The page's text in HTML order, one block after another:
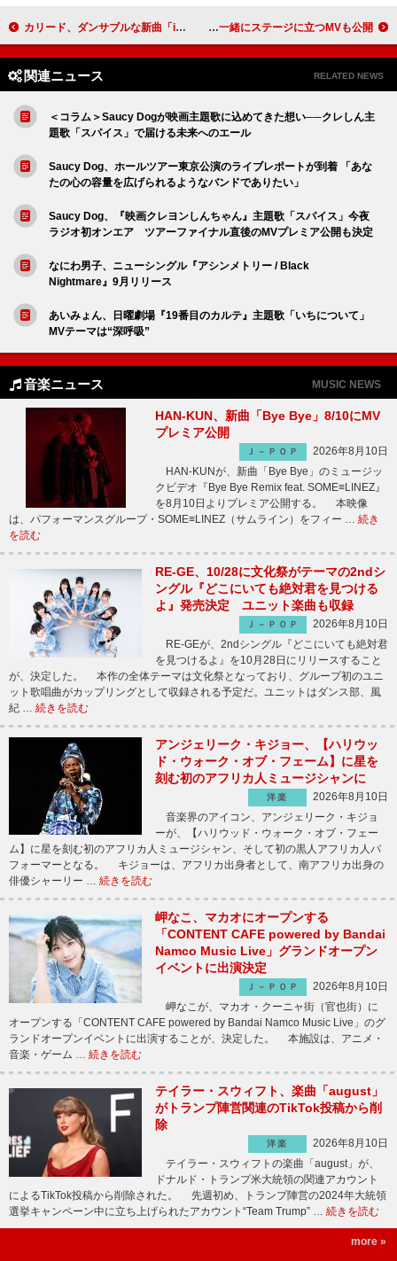
カリード、ダンサブルな新曲「in plain sight」公開 ドミニク・ファイク、息子の名前を冠した新作『ロケット』リリースへ 一緒にステージに立つMVも公開
関連ニュース RELATED NEWS
＜コラム＞Saucy Dogが映画主題歌に込めてきた想い──クレしん主
題歌「スパイス」で届ける未来へのエール
Saucy Dog、ホールツアー東京公演のライブレポートが到着 「あな
たの心の容量を広げられるようなバンドでありたい」
Saucy Dog、『映画クレヨンしんちゃん』主題歌「スパイス」今夜
ラジオ初オンエア ツアーファイナル直後のMVプレミア公開も決定
なにわ男子、ニューシングル『アシンメトリー / Black
Nightmare』9月リリース
あいみょん、日曜劇場『19番目のカルテ』主題歌「いちについて」
MVテーマは“深呼吸”
音楽ニュース MUSIC NEWS
HAN-KUN、新曲「Bye Bye」8/10にMV
プレミア公開
Ｊ－ＰＯＰ
2026年8月10日
HAN-KUNが、新曲「Bye Bye」のミュージッ
クビデオ『Bye Bye Remix feat. SOME≡LINEZ』
を8月10日よりプレミア公開する。 本映像
は、パフォーマンスグループ・SOME≡LINEZ（サムライン）をフィー … 続き
を読む
RE-GE、10/28に文化祭がテーマの2ndシ
ングル『どこにいても絶対君を見つける
よ』発売決定 ユニット楽曲も収録
Ｊ－ＰＯＰ
2026年8月10日
RE-GEが、2ndシングル『どこにいても絶対君
を見つけるよ』を10月28日にリリースすること
が、決定した。 本作の全体テーマは文化祭となっており、グループ初のユニ
ット歌唱曲がカップリングとして収録される予定だ。ユニットはダンス部、風
紀 … 続きを読む
アンジェリーク・キジョー、【ハリウッ
ド・ウォーク・オブ・フェーム】に星を
刻む初のアフリカ人ミュージシャンに
洋楽
2026年8月10日
音楽界のアイコン、アンジェリーク・キジョ
ーが、【ハリウッド・ウォーク・オブ・フェー
ム】に星を刻む初のアフリカ人ミュージシャン、そして初の黒人アフリカ人パ
フォーマーとなる。 キジョーは、アフリカ出身者として、南アフリカ出身の
俳優シャーリー … 続きを読む
岬なこ、マカオにオープンする
「CONTENT CAFE powered by Bandai
Namco Music Live」グランドオープン
イベントに出演決定
Ｊ－ＰＯＰ
2026年8月10日
岬なこが、マカオ・クーニャ街（官也街）に
オープンする「CONTENT CAFE powered by Bandai Namco Music Live」のグ
ランドオープンイベントに出演することが、決定した。 本施設は、アニメ・
音楽・ゲーム … 続きを読む
テイラー・スウィフト、楽曲「august」
がトランプ陣営関連のTikTok投稿から削
除
洋楽
2026年8月10日
テイラー・スウィフトの楽曲「august」が、
ドナルド・トランプ米大統領の関連アカウント
によるTikTok投稿から削除された。 先週初め、トランプ陣営の2024年大統領
選挙キャンペーン中に立ち上げられたアカウント“Team Trump” … 続きを読む
more »